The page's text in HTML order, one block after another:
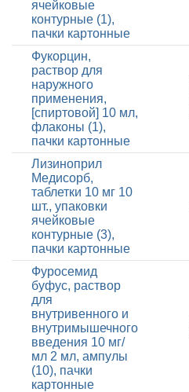
ячейковые
контурные (1),
пачки картонные
Фукорцин,
раствор для
наружного
применения,
[спиртовой] 10 мл,
флаконы (1),
пачки картонные
Лизиноприл
Медисорб,
таблетки 10 мг 10
шт., упаковки
ячейковые
контурные (3),
пачки картонные
Фуросемид
буфус, раствор
для
внутривенного и
внутримышечного
введения 10 мг/
мл 2 мл, ампулы
(10), пачки
картонные